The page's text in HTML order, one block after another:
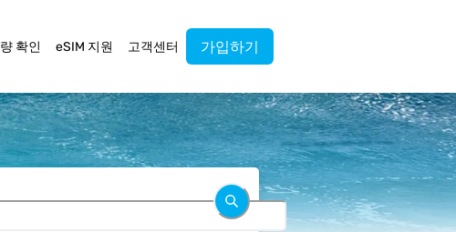
확인 eSIM 지원 고객센터 가입하기